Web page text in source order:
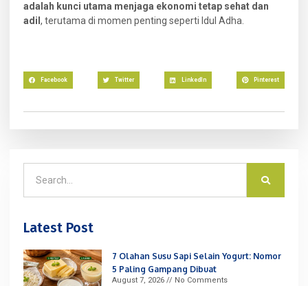
adalah kunci utama menjaga ekonomi tetap sehat dan
adil , terutama di momen penting seperti Idul Adha.
Facebook Twitter LinkedIn Pinterest
Latest Post
7 Olahan Susu Sapi Selain Yogurt: Nomor
5 Paling Gampang Dibuat
August 7, 2026 No Comments